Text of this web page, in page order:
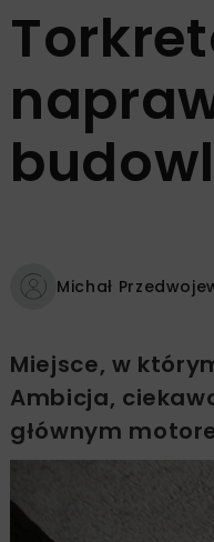
Michał
Miejsce, w
Ambicja,
głównym